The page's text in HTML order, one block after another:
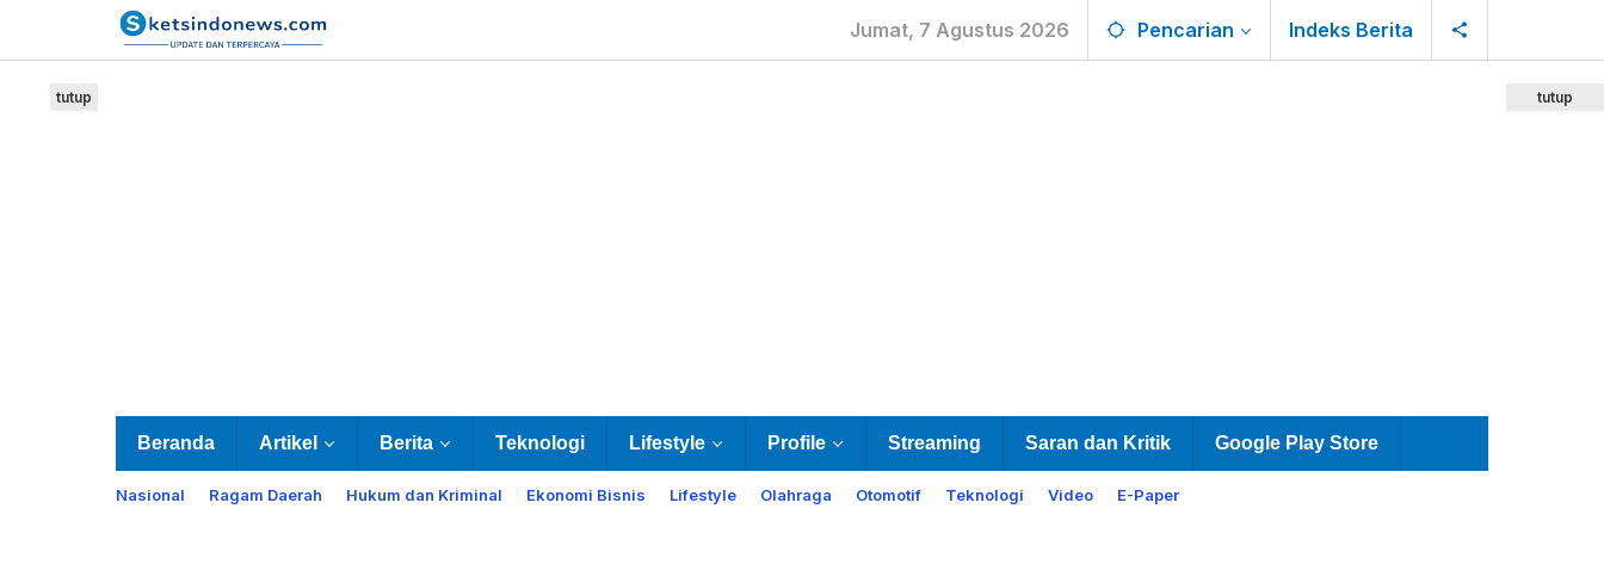
Jumat, 7 Agustus 2026 Pencarian Indeks Berita
Beranda Artikel Berita Teknologi Lifestyle Profile Streaming Saran dan Kritik Google Play Store
Nasional Ragam Daerah Hukum dan Kriminal Ekonomi Bisnis Lifestyle Olahraga Otomotif Teknologi Video E-Paper
tutup tutup